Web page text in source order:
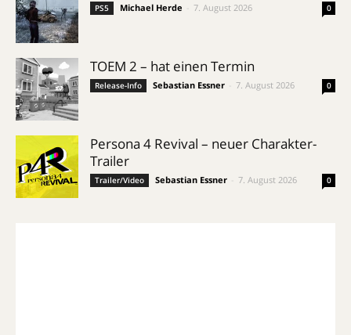
PS5 Michael Herde 7. August 2026 0
TOEM 2 – hat einen Termin
Release-Info Sebastian Essner 7. August 2026 0
Persona 4 Revival – neuer Charakter-
Trailer
Trailer/Video Sebastian Essner 7. August 2026 0